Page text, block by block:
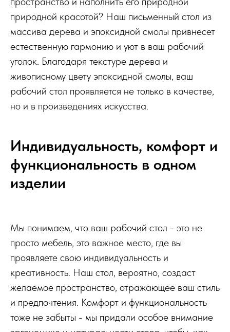
природной красотой? Наш письменный стол из
массива дерева и эпоксидной смолы привнесет
естественную гармонию и уют в ваш рабочий
уголок. Благодаря текстуре дерева и
живописному цвету эпоксидной смолы, ваш
рабочий стол проявляется не только в качестве,
но и в произведениях искусства.
Индивидуальность, комфорт и
функциональность в одном
изделии
Мы понимаем, что ваш рабочий стол - это не
просто мебель, это важное место, где вы
проявляете свою индивидуальность и
креативность. Наш стол, вероятно, создаст
желаемое пространство, отражающее ваш стиль
и предпочтения. Комфорт и функциональность
тоже не забыты - мы придали особое внимание